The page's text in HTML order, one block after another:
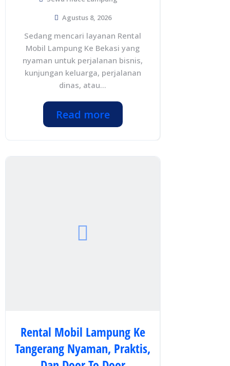
Agustus 8, 2026
Sedang mencari layanan Rental
Mobil Lampung Ke Bekasi yang
nyaman untuk perjalanan bisnis,
kunjungan keluarga, perjalanan
dinas, atau...
Read more
Rental Mobil Lampung Ke
Tangerang Nyaman, Praktis,